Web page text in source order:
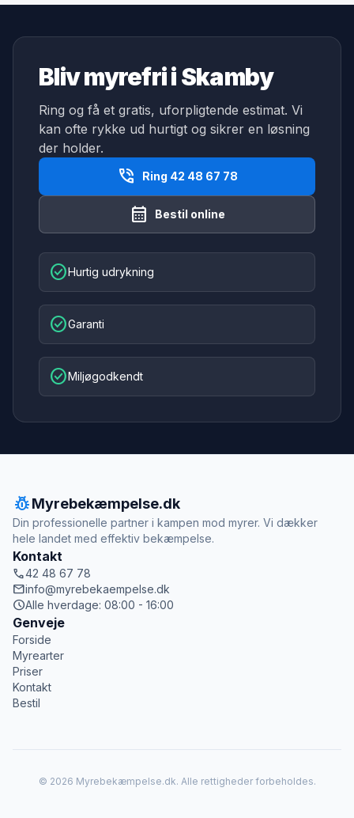
Bliv myrefri i Skamby
Ring og få et gratis, uforpligtende estimat. Vi
kan ofte rykke ud hurtigt og sikrer en løsning
der holder.
phone_in_talk Ring 42 48 67 78
calendar_month Bestil online
check_circleHurtig udrykning
check_circleGaranti
check_circleMiljøgodkendt
pest_controlMyrebekæmpelse.dk
Din professionelle partner i kampen mod myrer. Vi dækker
hele landet med effektiv bekæmpelse.
Kontakt
call42 48 67 78
mailinfo@myrebekaempelse.dk
scheduleAlle hverdage: 08:00 - 16:00
Genveje
Forside
Myrearter
Priser
Kontakt
Bestil
© 2026 Myrebekæmpelse.dk. Alle rettigheder forbeholdes.